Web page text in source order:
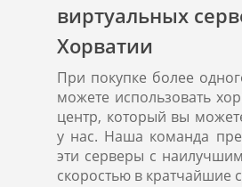
виртуальных
Хорватии
При покупке более
можете использовать
центр, который вы
у нас. Наша команда
эти серверы с
скоростью в кратчайшие